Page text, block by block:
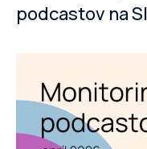
podcastov na